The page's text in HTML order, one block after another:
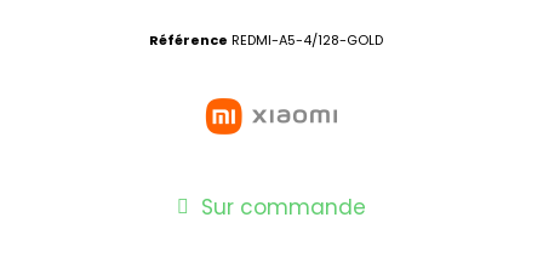
Référence REDMI-A5-4/128-GOLD
Sur commande